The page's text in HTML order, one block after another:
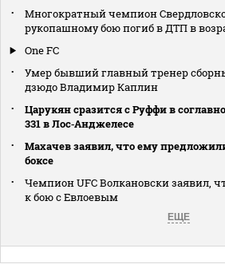
Многократный чемпион
рукопашному бою погиб в ДТП в
One FC
Умер бывший главный тренер
дзюдо Владимир Каплин
Царукян сразится с Руффи в
331 в Лос‑Анджелесе
Махачев заявил, что ему
боксе
Чемпион UFC Волкановски заявил,
к бою с Евлоевым
ЕЩЕ